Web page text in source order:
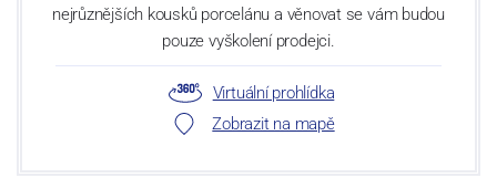
nejrůznějších kousků porcelánu a věnovat se vám budou
pouze vyškolení prodejci.
Virtuální prohlídka
Zobrazit na mapě